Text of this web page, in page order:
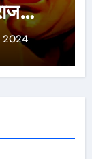
2024